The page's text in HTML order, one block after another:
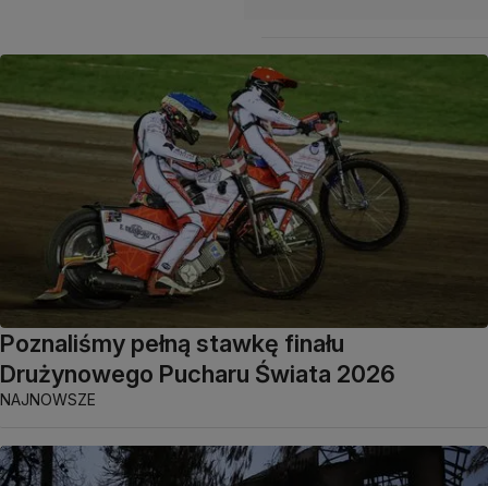
Poznaliśmy pełną stawkę finału
Drużynowego Pucharu Świata 2026
NAJNOWSZE